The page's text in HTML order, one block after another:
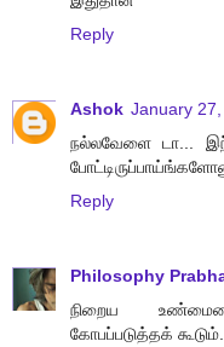
Reply
Ashok January
நல்லவேளை டா...
Reply
Philosophy
நிறைய
கோபப்படுத்தக்